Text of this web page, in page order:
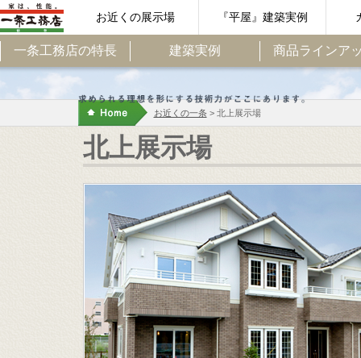
お近くの展示場 『平屋』建築実例
一条工務店の特長 建築実例 商品ラインア
お近くの一条> 北上展示場
北上展示場